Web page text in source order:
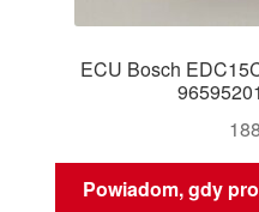
ECU Bosch
Powiadom, gdy